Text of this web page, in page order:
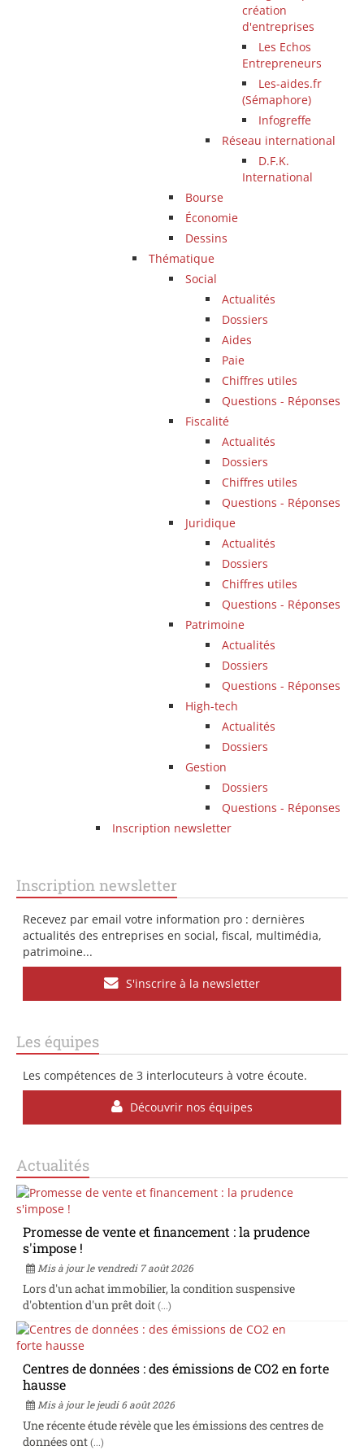
création
d'entreprises
Les Echos
Entrepreneurs
Les-aides.fr
(Sémaphore)
Infogreffe
Réseau international
D.F.K.
International
Bourse
Économie
Dessins
Thématique
Social
Actualités
Dossiers
Aides
Paie
Chiffres utiles
Questions - Réponses
Fiscalité
Actualités
Dossiers
Chiffres utiles
Questions - Réponses
Juridique
Actualités
Dossiers
Chiffres utiles
Questions - Réponses
Patrimoine
Actualités
Dossiers
Questions - Réponses
High-tech
Actualités
Dossiers
Gestion
Dossiers
Questions - Réponses
Inscription newsletter
Inscription newsletter
Recevez par email votre information pro : dernières
actualités des entreprises en social, fiscal, multimédia,
patrimoine...
S'inscrire à la newsletter
Les équipes
Les compétences de 3 interlocuteurs à votre écoute.
Découvrir nos équipes
Actualités
Promesse de vente et financement : la prudence
s'impose !
Mis à jour le vendredi 7 août 2026
Lors d'un achat immobilier, la condition suspensive
d'obtention d'un prêt doit (...)
Centres de données : des émissions de CO2 en forte
hausse
Mis à jour le jeudi 6 août 2026
Une récente étude révèle que les émissions des centres de
données ont (...)